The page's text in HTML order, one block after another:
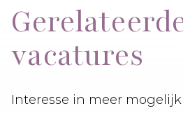
vacatures
Interesse in meer